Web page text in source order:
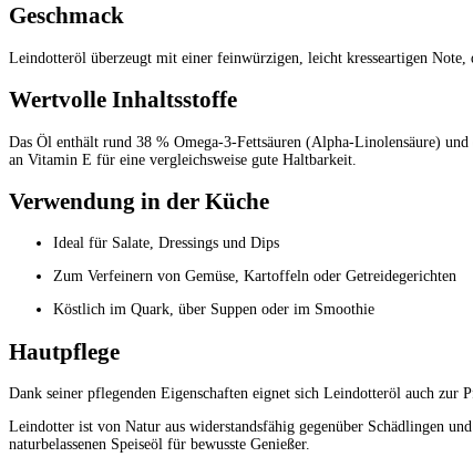
Geschmack
Leindotteröl überzeugt mit einer feinwürzigen, leicht kresseartigen
Wertvolle Inhaltsstoffe
Das Öl enthält rund 38 % Omega-3-Fettsäuren (Alpha-Linolensäure)
an Vitamin E für eine vergleichsweise gute Haltbarkeit.
Verwendung in der Küche
Ideal für Salate, Dressings und Dips
Zum Verfeinern von Gemüse, Kartoffeln oder Getreidegerichten
Köstlich im Quark, über Suppen oder im Smoothie
Hautpflege
Dank seiner pflegenden Eigenschaften eignet sich Leindotteröl auch
Leindotter ist von Natur aus widerstandsfähig gegenüber Schädlingen
naturbelassenen Speiseöl für bewusste Genießer.